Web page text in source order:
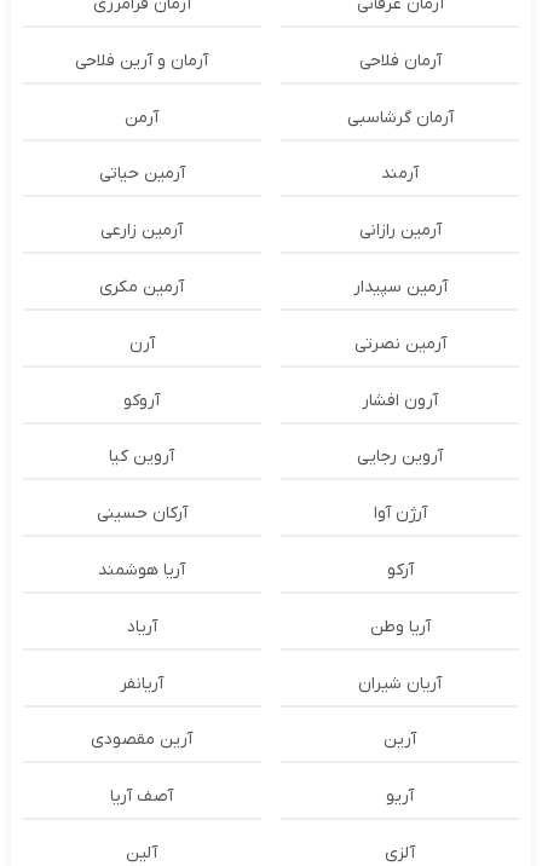
آرمان فلاحی آرمان و آرین فلاحی
آرمان گرشاسبی آرمن
آرمند آرمین حیاتی
آرمین رازانی آرمین زارعی
آرمین سپیدار آرمین مکری
آرمین نصرتی آرن
آرون افشار آروکو
آروین رجایی آروین کیا
آرژن آوا آرکان حسینی
آرکو آریا هوشمند
آریا وطن آریاد
آریان شیران آریانفر
آرین آرین مقصودی
آریو آصف آریا
آلزی آلین